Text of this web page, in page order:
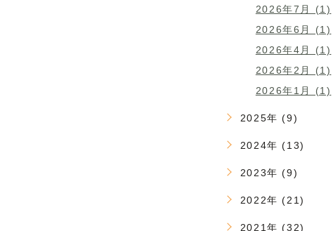
2026年7月 (1)
2026年6月 (1)
2026年4月 (1)
2026年2月 (1)
2026年1月 (1)
2025年 (9)
2024年 (13)
2023年 (9)
2022年 (21)
2021年 (32)